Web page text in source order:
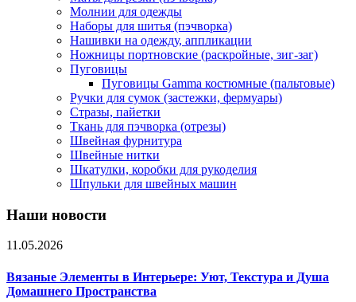
Молнии для одежды
Наборы для шитья (пэчворка)
Нашивки на одежду, аппликации
Ножницы портновские (раскройные, зиг-заг)
Пуговицы
Пуговицы Gamma костюмные (пальтовые)
Ручки для сумок (застежки, фермуары)
Стразы, пайетки
Ткань для пэчворка (отрезы)
Швейная фурнитура
Швейные нитки
Шкатулки, коробки для рукоделия
Шпульки для швейных машин
Наши новости
11.05.2026
Вязаные Элементы в Интерьере: Уют, Текстура и Душа
Домашнего Пространства